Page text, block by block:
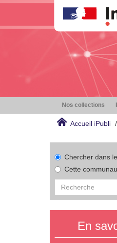
Nos collections
Accueil iPubli
Chercher dans
Cette
En